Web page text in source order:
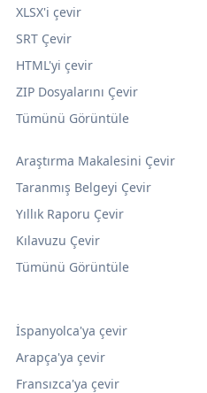
Araştırma Makalesini Çevir
Taranmış Belgeyi Çevir
Yıllık Raporu Çevir
Kılavuzu Çevir
Tümünü Görüntüle
İspanyolca'ya çevir
Arapça'ya çevir
Fransızca'ya çevir
XLSX'i çevir
SRT Çevir
HTML'yi çevir
ZIP Dosyalarını Çevir
Tümünü Görüntüle